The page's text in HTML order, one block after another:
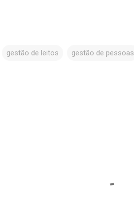
gestão de leitos gestão de pessoas